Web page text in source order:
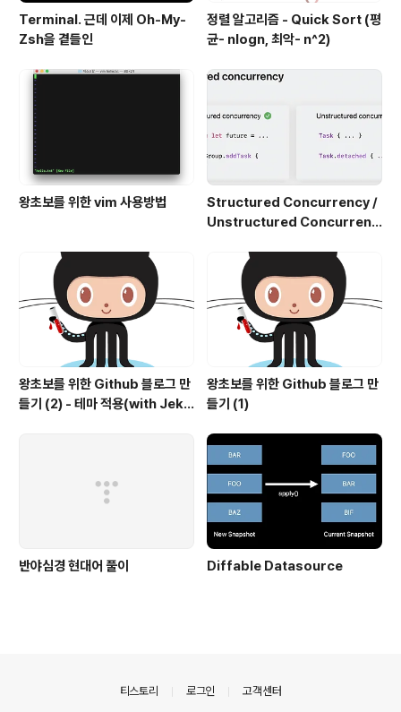
Terminal. 근데 이제 Oh-My-
Zsh을 곁들인
정렬 알고리즘 - Quick Sort (평
균- nlogn, 최악- n^2)
왕초보를 위한 vim 사용방법
Structured Concurrency /
Unstructured Concurrenc
왕초보를 위한 Github 블로그 만
들기 (2) - 테마 적용(with Jekyl
왕초보를 위한 Github 블로그 만
들기 (1)
반야심경 현대어 풀이 Diffable Datasource
티스토리 로그인 고객센터